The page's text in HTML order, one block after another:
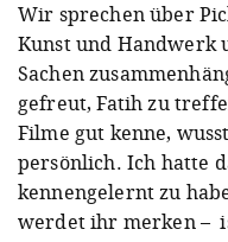
Wir sprechen über
Kunst und Handwerk
Sachen
gefreut, Fatih zu
Filme gut kenne,
persönlich. Ich hatte
kennengelernt zu
werdet ihr merken –